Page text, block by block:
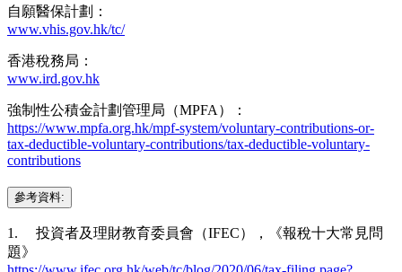
自願醫保計劃：
www.vhis.gov.hk/tc/
香港稅務局：
www.ird.gov.hk
強制性公積金計劃管理局（MPFA）：
https://www.mpfa.org.hk/mpf-system/voluntary-contributions-or-
tax-deductible-voluntary-contributions/tax-deductible-voluntary-
contributions
參考資料:
1. 投資者及理財教育委員會（IFEC），《報稅十大常見問
題》